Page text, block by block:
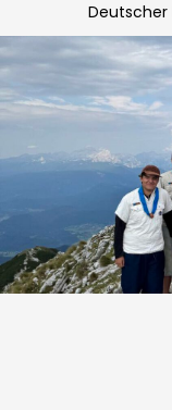
Deutscher